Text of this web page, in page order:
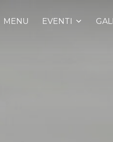
MENU EVENTI